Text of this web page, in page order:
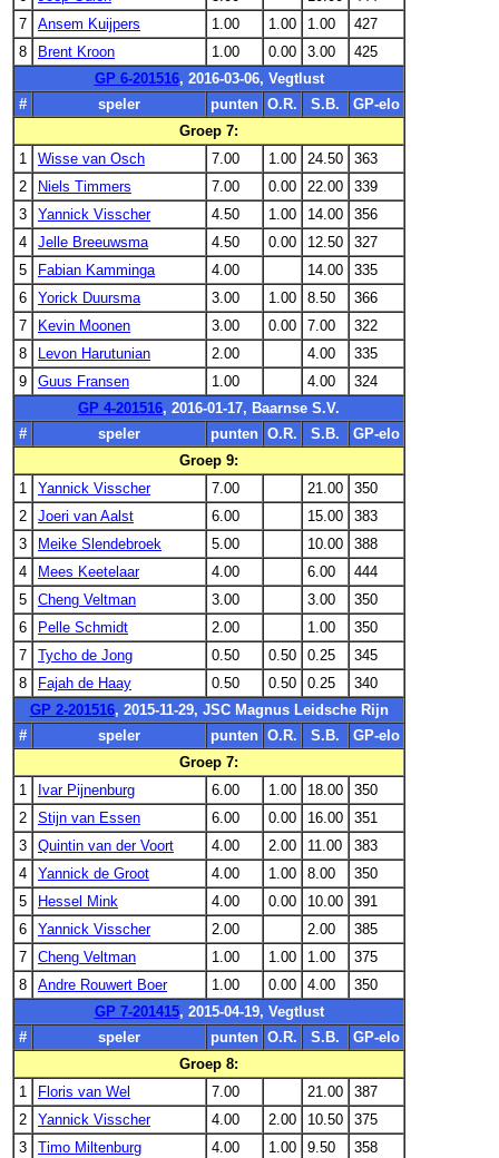
7
Ansem Kuijpers 1.00 1.00 1.00
427
8
Brent Kroon 1.00 0.00 3.00
425
GP 6-201516, 2016-03-06, Vegtlust
#
speler punten O.R. S.B.
GP-elo
Groep 7:
1
Wisse van Osch 7.00 1.00 24.50
363
2
Niels Timmers 7.00 0.00 22.00
339
3
Yannick Visscher 4.50 1.00 14.00
356
4
Jelle Breeuwsma 4.50 0.00 12.50
327
5
Fabian Kamminga 4.00 14.00
335
6
Yorick Duursma 3.00 1.00 8.50
366
7
Kevin Moonen 3.00 0.00 7.00
322
8
Levon Harutunian 2.00 4.00
335
9
Guus Fransen 1.00 4.00
324
GP 4-201516, 2016-01-17, Baarnse S.V.
#
speler punten O.R. S.B.
GP-elo
Groep 9:
1
Yannick Visscher 7.00 21.00
350
2
Joeri van Aalst 6.00 15.00
383
3
Meike Slendebroek 5.00 10.00
388
4
Mees Keetelaar 4.00 6.00
444
5
Cheng Veltman 3.00 3.00
350
6
Pelle Schmidt 2.00 1.00
350
7
Tycho de Jong 0.50 0.50 0.25
345
8
Fajah de Haay 0.50 0.50 0.25
340
GP 2-201516, 2015-11-29, JSC Magnus Leidsche Rijn
#
speler punten O.R. S.B.
GP-elo
Groep 7:
1
Ivar Pijnenburg 6.00 1.00 18.00
350
2
Stijn van Essen 6.00 0.00 16.00
351
3
Quintin van der Voort 4.00 2.00 11.00
383
4
Yannick de Groot 4.00 1.00 8.00
350
5
Hessel Mink 4.00 0.00 10.00
391
6
Yannick Visscher 2.00 2.00
385
7
Cheng Veltman 1.00 1.00 1.00
375
8
Andre Rouwert Boer 1.00 0.00 4.00
350
GP 7-201415, 2015-04-19, Vegtlust
#
speler punten O.R. S.B.
GP-elo
Groep 8:
1
Floris van Wel 7.00 21.00
387
2
Yannick Visscher 4.00 2.00 10.50
375
3
Timo Miltenburg 4.00 1.00 9.50
358